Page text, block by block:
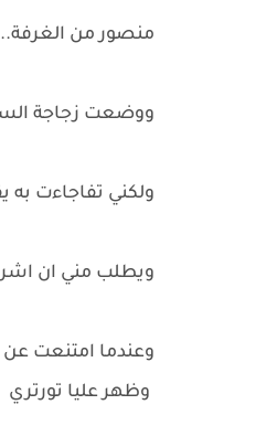
منصور من الغرفة..
ووضعت زجاجة
ولكني تفاجاءت به
ويطلب مني ان
وعندما امتنعت
وظهر عليا تورتري